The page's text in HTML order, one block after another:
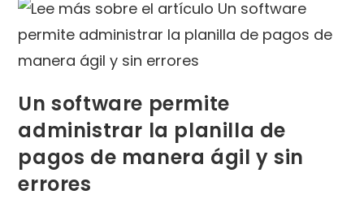
Un software permite
administrar la planilla de
pagos de manera ágil y sin
errores